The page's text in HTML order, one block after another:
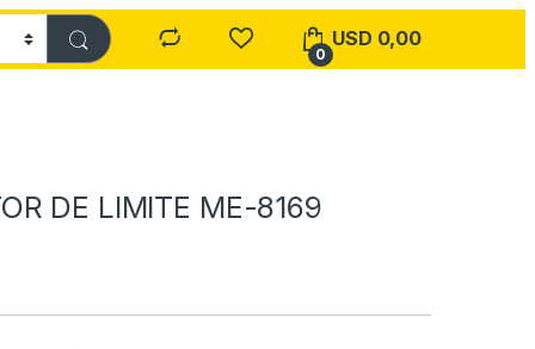
0
USD 0,00
DE LIMITE ME-8169